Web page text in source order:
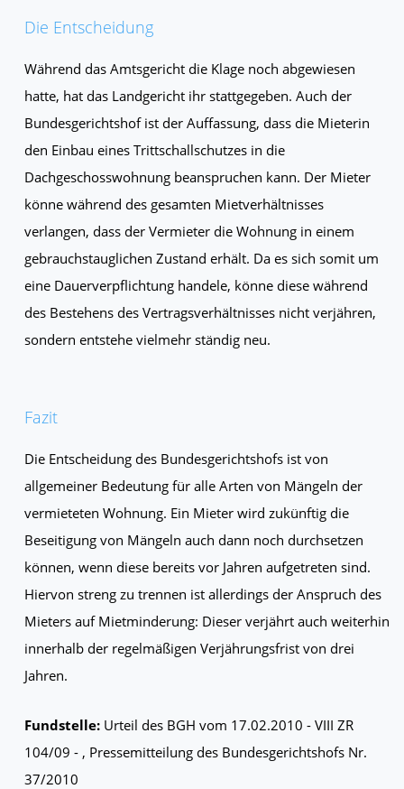
Die Entscheidung
Während das Amtsgericht die Klage noch abgewiesen
hatte, hat das Landgericht ihr stattgegeben. Auch der
Bundesgerichtshof ist der Auffassung, dass die Mieterin
den Einbau eines Trittschallschutzes in die
Dachgeschosswohnung beanspruchen kann. Der Mieter
könne während des gesamten Mietverhältnisses
verlangen, dass der Vermieter die Wohnung in einem
gebrauchstauglichen Zustand erhält. Da es sich somit um
eine Dauerverpflichtung handele, könne diese während
des Bestehens des Vertragsverhältnisses nicht verjähren,
sondern entstehe vielmehr ständig neu.
Fazit
Die Entscheidung des Bundesgerichtshofs ist von
allgemeiner Bedeutung für alle Arten von Mängeln der
vermieteten Wohnung. Ein Mieter wird zukünftig die
Beseitigung von Mängeln auch dann noch durchsetzen
können, wenn diese bereits vor Jahren aufgetreten sind.
Hiervon streng zu trennen ist allerdings der Anspruch des
Mieters auf Mietminderung: Dieser verjährt auch weiterhin
innerhalb der regelmäßigen Verjährungsfrist von drei
Jahren.
Fundstelle: Urteil des BGH vom 17.02.2010 - VIII ZR
104/09 - , Pressemitteilung des Bundesgerichtshofs Nr.
37/2010